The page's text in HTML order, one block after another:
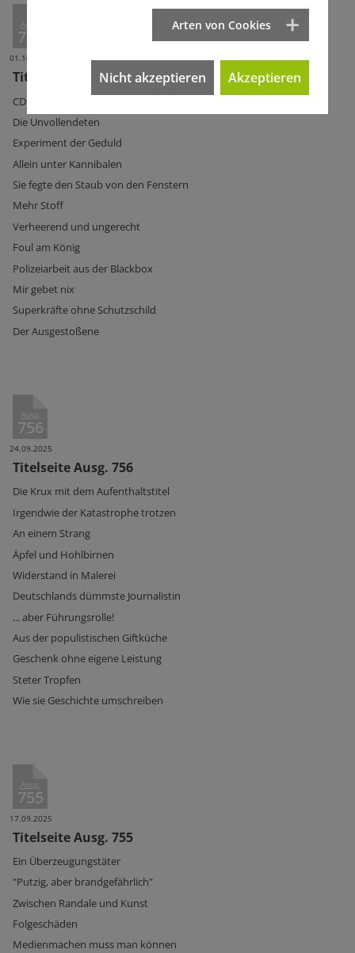
Ausg.
757
01.10.2025
Titelseite Ausg. 757
CDU-Frau mit Vergangenheit
Die Unvollendeten
Experiment der Geduld
Allein unter Kannibalen
Sie fegte den Staub von den Fenstern
Mehr Stoff
Verheerend und ungerecht
Foul am König
Polizeiarbeit aus der Blackbox
Mir gebet nix
Superkräfte ohne Schutzschild
Der Ausgestoßene
Ausg.
756
24.09.2025
Titelseite Ausg. 756
Die Krux mit dem Aufenthaltstitel
Irgendwie der Katastrophe trotzen
An einem Strang
Äpfel und Hohlbirnen
Widerstand in Malerei
Deutschlands dümmste Journalistin
... aber Führungsrolle!
Aus der populistischen Giftküche
Geschenk ohne eigene Leistung
Steter Tropfen
Wie sie Geschichte umschreiben
Ausg.
755
17.09.2025
Titelseite Ausg. 755
Ein Überzeugungstäter
"Putzig, aber brandgefährlich"
Zwischen Randale und Kunst
Folgeschäden
Medienmachen muss man können
Arten von Cookies
Nicht akzeptieren Akzeptieren